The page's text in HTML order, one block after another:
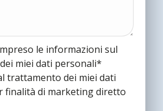
le informazioni sul
miei dati personali*
trattamento dei miei dati
finalità di marketing diretto